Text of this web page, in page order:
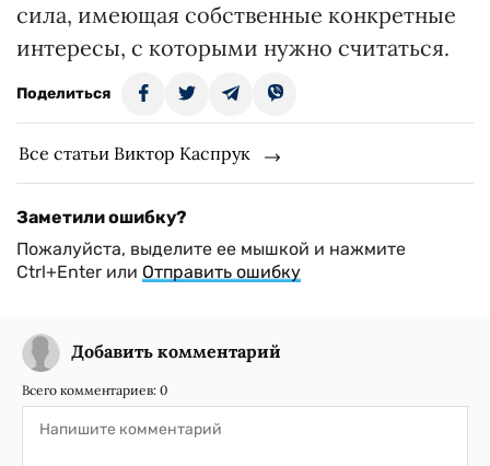
сила, имеющая собственные конкретные
интересы, с которыми нужно считаться.
Поделиться
Все статьи Виктор Каспрук
Заметили ошибку?
Пожалуйста, выделите ее мышкой и нажмите
Ctrl+Enter или Отправить ошибку
Добавить комментарий
Всего комментариев: 0